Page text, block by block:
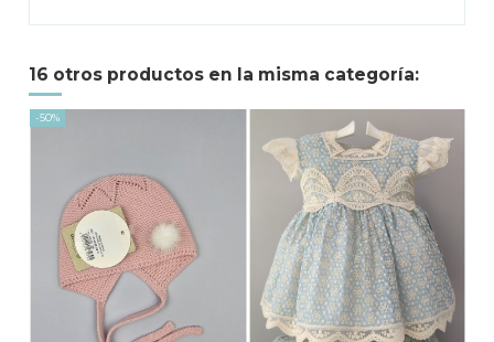
16 otros productos en la misma categoría:
-50%